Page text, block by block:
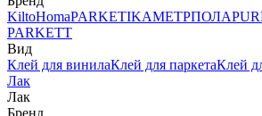
KiltoHomaPARKETIKAМЕТРПОЛА
PARKETT
Вид
Клей для винилаКлей для паркетаКлей
Лак
Лак
Бренд